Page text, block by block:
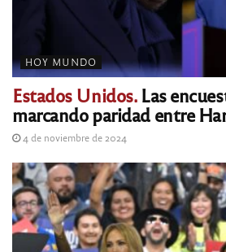
HOY MUNDO
Estados Unidos.Las
marcando paridad entre
4 de noviembre de 2024